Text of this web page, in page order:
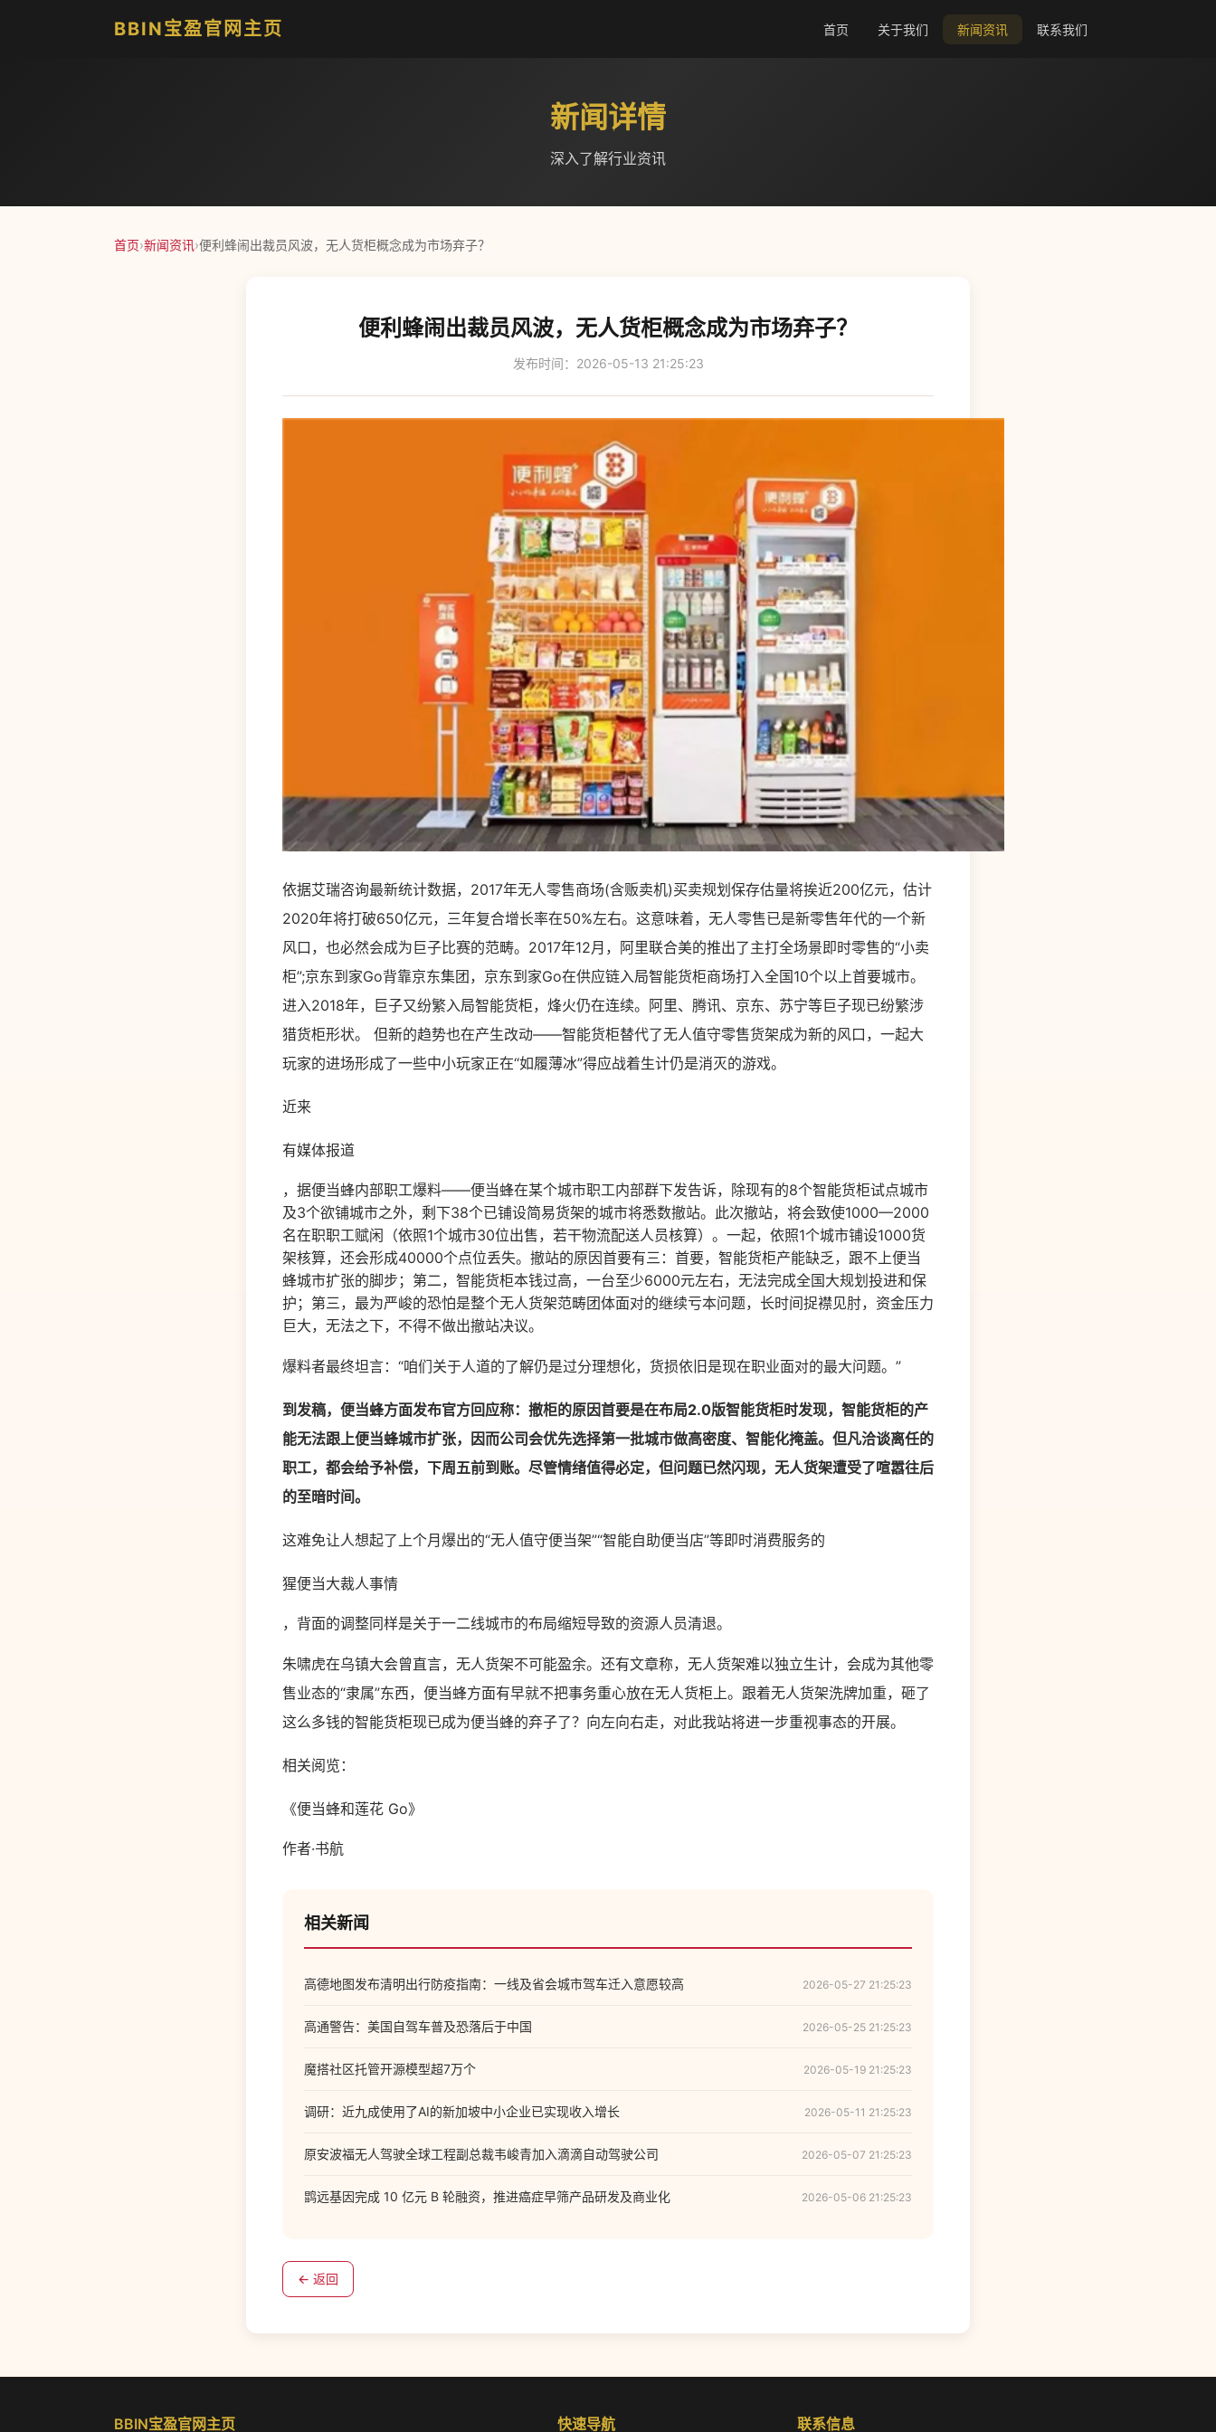
BBIN宝盈官网主页 首页 关于我们 新闻资讯 联系我们
新闻详情
深入了解行业资讯
首页›新闻资讯›便利蜂闹出裁员风波，无人货柜概念成为市场弃子？
便利蜂闹出裁员风波，无人货柜概念成为市场弃子？
发布时间：2026-05-13 21:25:23
依据艾瑞咨询最新统计数据，2017年无人零售商场(含贩卖机)买卖规划保存估量将挨近200亿元，估计
2020年将打破650亿元，三年复合增长率在50%左右。这意味着，无人零售已是新零售年代的一个新
风口，也必然会成为巨子比赛的范畴。2017年12月，阿里联合美的推出了主打全场景即时零售的“小卖
柜”;京东到家Go背靠京东集团，京东到家Go在供应链入局智能货柜商场打入全国10个以上首要城市。
进入2018年，巨子又纷繁入局智能货柜，烽火仍在连续。阿里、腾讯、京东、苏宁等巨子现已纷繁涉
猎货柜形状。 但新的趋势也在产生改动——智能货柜替代了无人值守零售货架成为新的风口，一起大
玩家的进场形成了一些中小玩家正在“如履薄冰”得应战着生计仍是消灭的游戏。
近来
有媒体报道
，据便当蜂内部职工爆料——便当蜂在某个城市职工内部群下发告诉，除现有的8个智能货柜试点城市
及3个欲铺城市之外，剩下38个已铺设简易货架的城市将悉数撤站。此次撤站，将会致使1000—2000
名在职职工赋闲（依照1个城市30位出售，若干物流配送人员核算）。一起，依照1个城市铺设1000货
架核算，还会形成40000个点位丢失。撤站的原因首要有三：首要，智能货柜产能缺乏，跟不上便当
蜂城市扩张的脚步；第二，智能货柜本钱过高，一台至少6000元左右，无法完成全国大规划投进和保
护；第三，最为严峻的恐怕是整个无人货架范畴团体面对的继续亏本问题，长时间捉襟见肘，资金压力
巨大，无法之下，不得不做出撤站决议。
爆料者最终坦言：“咱们关于人道的了解仍是过分理想化，货损依旧是现在职业面对的最大问题。”
到发稿，便当蜂方面发布官方回应称：撤柜的原因首要是在布局2.0版智能货柜时发现，智能货柜的产
能无法跟上便当蜂城市扩张，因而公司会优先选择第一批城市做高密度、智能化掩盖。但凡洽谈离任的
职工，都会给予补偿，下周五前到账。尽管情绪值得必定，但问题已然闪现，无人货架遭受了喧嚣往后
的至暗时间。
这难免让人想起了上个月爆出的“无人值守便当架”“智能自助便当店”等即时消费服务的
猩便当大裁人事情
，背面的调整同样是关于一二线城市的布局缩短导致的资源人员清退。
朱啸虎在乌镇大会曾直言，无人货架不可能盈余。还有文章称，无人货架难以独立生计，会成为其他零
售业态的“隶属”东西，便当蜂方面有早就不把事务重心放在无人货柜上。跟着无人货架洗牌加重，砸了
这么多钱的智能货柜现已成为便当蜂的弃子了？向左向右走，对此我站将进一步重视事态的开展。
相关阅览：
《便当蜂和莲花 Go》
作者·书航
相关新闻
高德地图发布清明出行防疫指南：一线及省会城市驾车迁入意愿较高 2026-05-27 21:25:23
高通警告：美国自驾车普及恐落后于中国 2026-05-25 21:25:23
魔搭社区托管开源模型超7万个 2026-05-19 21:25:23
调研：近九成使用了AI的新加坡中小企业已实现收入增长 2026-05-11 21:25:23
原安波福无人驾驶全球工程副总裁韦峻青加入滴滴自动驾驶公司 2026-05-07 21:25:23
鹍远基因完成 10 亿元 B 轮融资，推进癌症早筛产品研发及商业化 2026-05-06 21:25:23
← 返回
BBIN宝盈官网主页 快速导航 联系信息